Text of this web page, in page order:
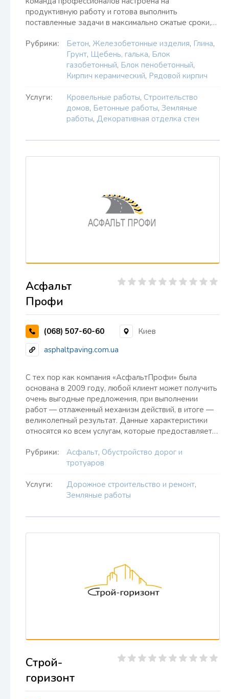
продуктивную работу и готова выполнить
поставленные задачи в максимально сжатые сроки,…
Рубрики: Бетон, Железобетонные изделия, Глина,
Грунт, Щебень, галька, Блок
газобетонный, Блок пенобетонный,
Кирпич керамический, Рядовой кирпич
Услуги: Кровельные работы, Строительство
домов, Бетонные работы, Земляные
работы, Декоративная отделка стен
Асфальт
Профи
(068) 507-60-60
Киев
asphaltpaving.com.ua
C тех пор как компания «АсфальтПрофи» была
основана в 2009 году, любой клиент может получить
очень выгодные предложения, при выполнении
работ — отлаженный механизм действий, в итоге —
великолепный результат. Данные характеристики
относятся ко всем услугам, которые предоставляет…
Рубрики: Асфальт, Обустройство дорог и
тротуаров
Услуги: Дорожное строительство и ремонт,
Земляные работы
Строй-
горизонт